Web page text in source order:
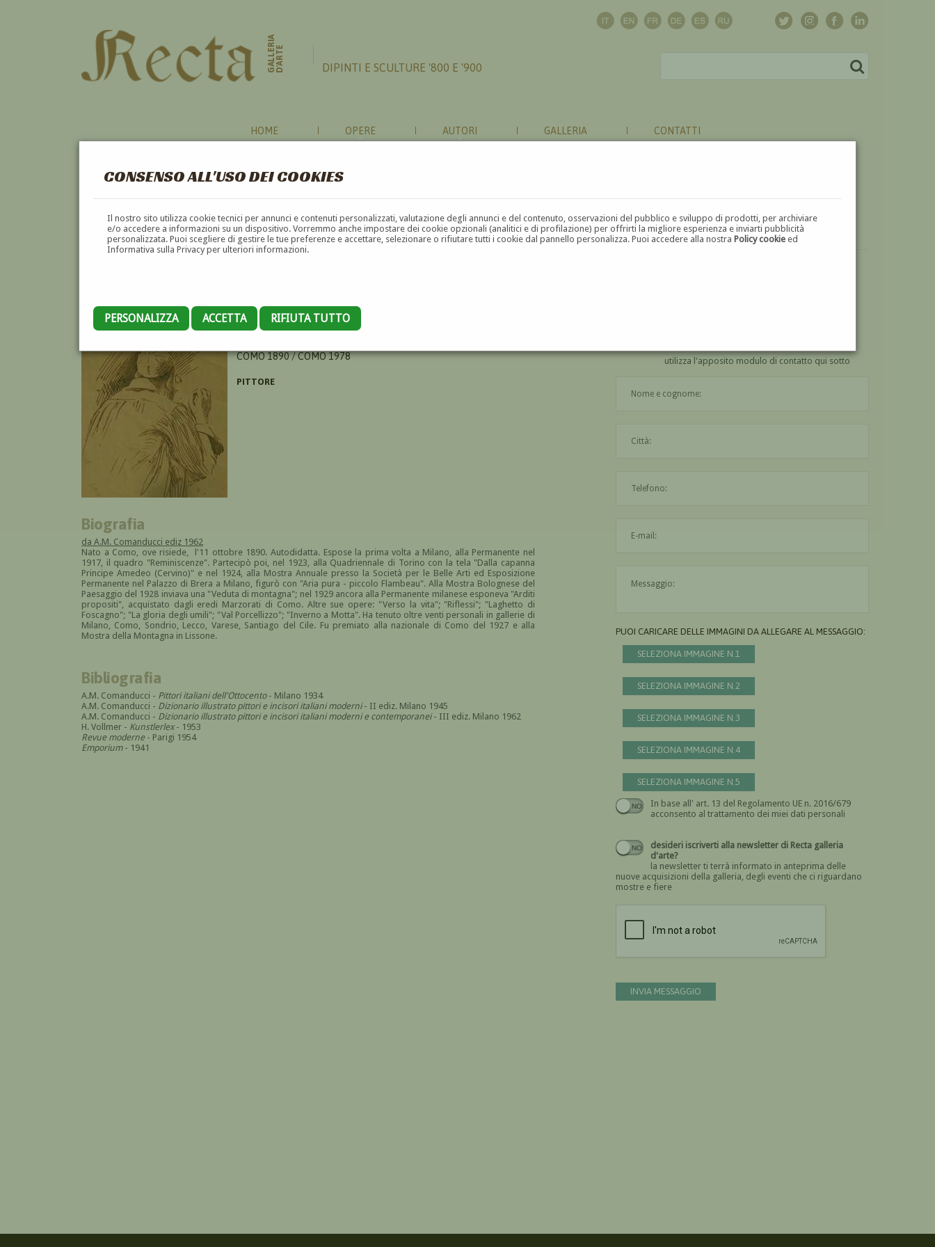
CONSENSO ALL'USO DEI COOKIES
Il nostro sito utilizza cookie tecnici per annunci e contenuti personalizzati, valutazione degli annunci e del contenuto, osservazioni del pubblico e sviluppo di prodotti, per archiviare
e/o accedere a informazioni su un dispositivo. Vorremmo anche impostare dei cookie opzionali (analitici e di profilazione) per offrirti la migliore esperienza e inviarti pubblicità
personalizzata. Puoi scegliere di gestire le tue preferenze e accettare, selezionare o rifiutare tutti i cookie dal pannello personalizza. Puoi accedere alla nostraPolicy cookie ed
Informativa sulla Privacy per ulteriori informazioni.
PERSONALIZZA ACCETTA RIFIUTA TUTTO
GALLERIAD'ARTE DIPINTI E SCULTURE '800 E '900
HOME OPERE AUTORI GALLERIA CONTATTI
LUIGI BINAGHI
COMO 1890 / COMO 1978
PITTORE
Biografia
da A.M. Comanducci ediz 1962
Nato a Como, ove risiede, l'11 ottobre 1890. Autodidatta. Espose la prima volta a Milano, alla Permanente nel
1917, il quadro "Reminiscenze". Partecipò poi, nel 1923, alla Quadriennale di Torino con la tela "Dalla capanna
Principe Amedeo (Cervino)" e nel 1924, alla Mostra Annuale presso la Società per le Belle Arti ed Esposizione
Permanente nel Palazzo di Brera a Milano, figurò con "Aria pura - piccolo Flambeau". Alla Mostra Bolognese del
Paesaggio del 1928 inviava una "Veduta di montagna"; nel 1929 ancora alla Permanente milanese esponeva "Arditi
propositi", acquistato dagli eredi Marzorati di Como. Altre sue opere: "Verso la vita"; "Riflessi"; "Laghetto di
Foscagno"; "La gloria degli umili"; "Val Porcellizzo"; "Inverno a Motta". Ha tenuto oltre venti personali in gallerie di
Milano, Como, Sondrio, Lecco, Varese, Santiago del Cile. Fu premiato alla nazionale di Como del 1927 e alla
Mostra della Montagna in Lissone.
Bibliografia
A.M. Comanducci - Pittori italiani dell'Ottocento- Milano 1934
A.M. Comanducci - Dizionario illustrato pittori e incisori italiani moderni- II ediz. Milano 1945
A.M. Comanducci - Dizionario illustrato pittori e incisori italiani moderni e contemporanei- III ediz. Milano 1962
H. Vollmer - Kunstlerlex- 1953
Revue moderne - Parigi 1954
Emporium- 1941
utilizza l'apposito modulo di contatto qui sotto
PUOI CARICARE DELLE IMMAGINI DA ALLEGARE AL MESSAGGIO:
SELEZIONA IMMAGINE N.1
SELEZIONA IMMAGINE N.2
SELEZIONA IMMAGINE N.3
SELEZIONA IMMAGINE N.4
SELEZIONA IMMAGINE N.5
In base all' art. 13 del Regolamento UE n. 2016/679
acconsento al trattamento dei miei dati personali
Devi dare il consenso
desideri iscriverti alla newsletter di Recta galleria
d'arte?
la newsletter ti terrà informato in anteprima delle
nuove acquisizioni della galleria, degli eventi che ci riguardano
mostre e fiere
INVIA MESSAGGIO